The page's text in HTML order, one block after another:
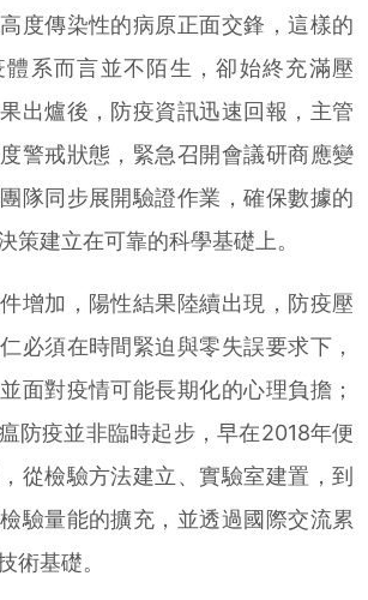
度傳染性的病原正面交鋒，這樣的
系而言並不陌生，卻始終充滿壓
出爐後，防疫資訊迅速回報，主管
警戒狀態，緊急召開會議研商應變
隊同步展開驗證作業，確保數據的
策建立在可靠的科學基礎上。
加，陽性結果陸續出現，防疫壓
必須在時間緊迫與零失誤要求下，
面對疫情可能長期化的心理負擔；
防疫並非臨時起步，早在2018年便
從檢驗方法建立、實驗室建置，到
驗量能的擴充，並透過國際交流累
術基礎。